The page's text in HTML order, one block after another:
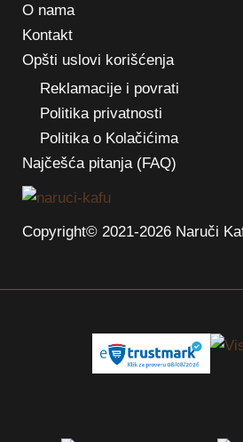
O nama
Kontakt
Opšti uslovi korišćenja
Reklamacije i povrati
Politika privatnosti
Politika o Kolačićima
Najčešća pitanja (FAQ)
Copyright© 2021-2026 Naruči